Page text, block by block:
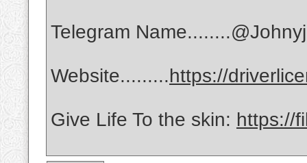
Telegram
Website.........https://
Give Life To the skin: https://